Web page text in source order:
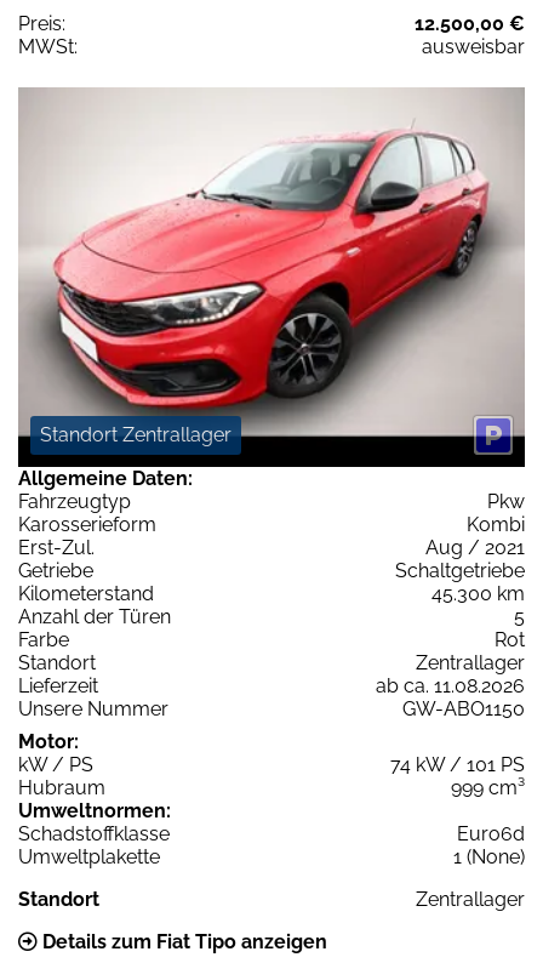
Preis:
12.500,00 €
MWSt:
ausweisbar
Standort Zentrallager
Allgemeine Daten:
Fahrzeugtyp
Pkw
Karosserieform
Kombi
Erst-Zul.
Aug / 2021
Getriebe
Schaltgetriebe
Kilometerstand
45.300 km
Anzahl der Türen
5
Farbe
Rot
Standort
Zentrallager
Lieferzeit
ab ca. 11.08.2026
Unsere Nummer
GW-ABO1150
Motor:
kW / PS
74 kW / 101 PS
Hubraum
999 cm³
Umweltnormen:
Schadstoffklasse
Euro6d
Umweltplakette
1 (None)
Standort
Zentrallager
Details zum Fiat Tipo anzeigen